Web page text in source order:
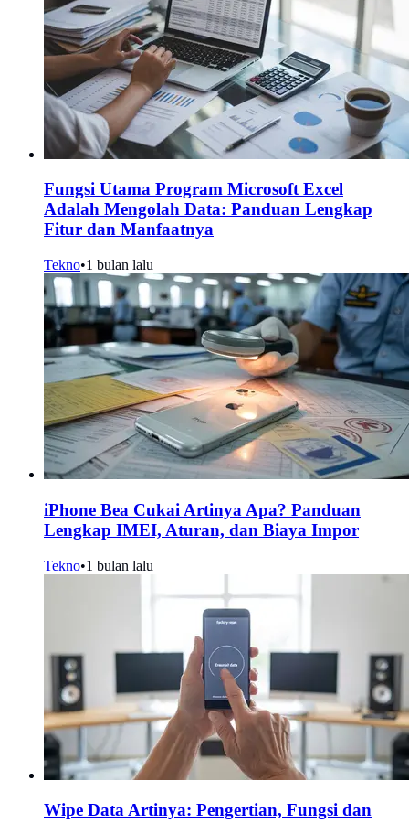
Fungsi Utama Program Microsoft Excel
Adalah Mengolah Data: Panduan Lengkap
Fitur dan Manfaatnya
Tekno•1 bulan lalu
iPhone Bea Cukai Artinya Apa? Panduan
Lengkap IMEI, Aturan, dan Biaya Impor
Tekno•1 bulan lalu
Wipe Data Artinya: Pengertian, Fungsi dan